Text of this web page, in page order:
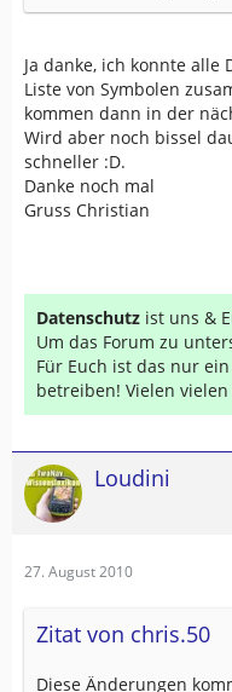
Ja danke, ich konnte
Liste von Symbolen
kommen dann in der
Wird aber noch bissel
schneller :D.
Danke noch mal
Gruss Christian
Datenschutz ist uns &
Um das Forum zu
Für Euch ist das nur
betreiben! Vielen vielen
Loudini
27. August 2010
Zitat von chris.50
Diese Änderungen